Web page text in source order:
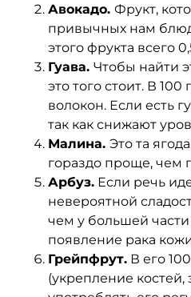
Авокадо. Фрукт,
привычных нам
этого фрукта всего
Гуава. Чтобы найти
это того стоит. В
волокон. Если есть
так как снижают
Малина. Это та
гораздо проще, чем
Арбуз. Если речь
невероятной
чем у большей
появление рака
Грейпфрут. В его
(укрепление